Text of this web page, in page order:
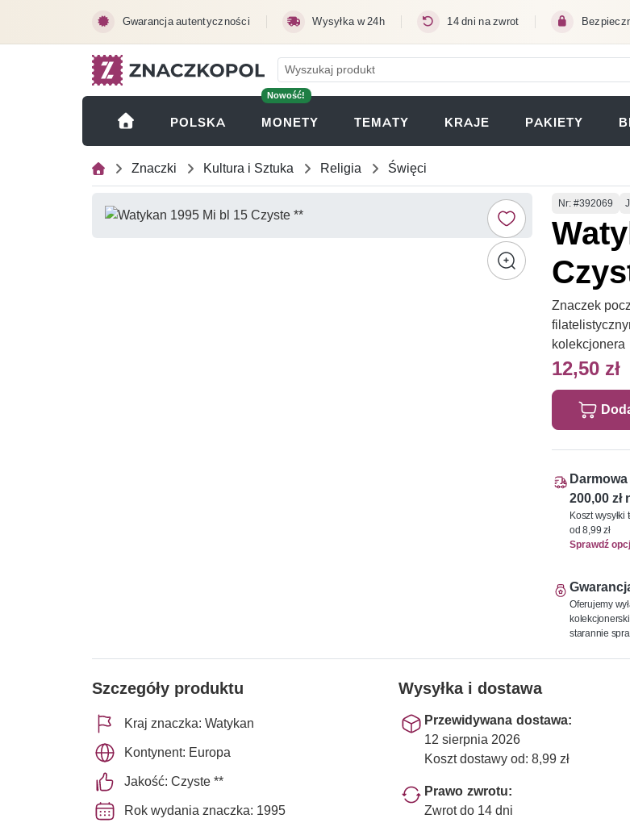
Gwarancja autentyczności Wysyłka w 24h 14 dni na zwrot
POLSKA
Nowość!
MONETY (OTWIERA SIĘ W NOWEJ KARCIE)
TEMATY KRAJE PAKIETY
Znaczki Kultura i Sztuka Religia Święci
Numer
Nr: #392069
Znaczek
kolekcjonera
12,50 zł
200,00
Koszt
od 8,99 zł
Sprawdź
Oferujemy
starannie
Szczegóły produktu
Kraj znaczka: Watykan
Kontynent: Europa
Jakość: Czyste **
Rok wydania znaczka: 1995
Wysyłka i dostawa
Przewidywana dostawa:
12 sierpnia 2026
Koszt dostawy od: 8,99 zł
Prawo zwrotu:
Zwrot do 14 dni